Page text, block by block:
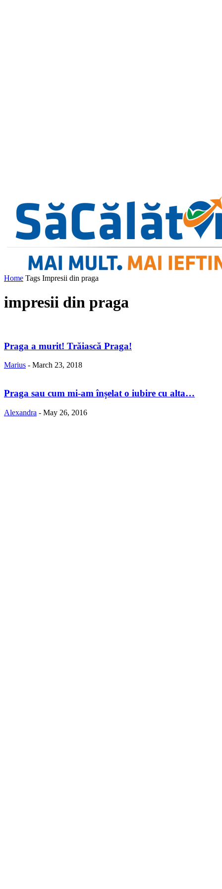
Home Tags Impresii din praga
impresii din praga
Praga a murit! Trăiască Praga!
Marius - March 23, 2018
Praga sau cum mi-am înșelat o iubire cu alta…
Alexandra - May 26, 2016